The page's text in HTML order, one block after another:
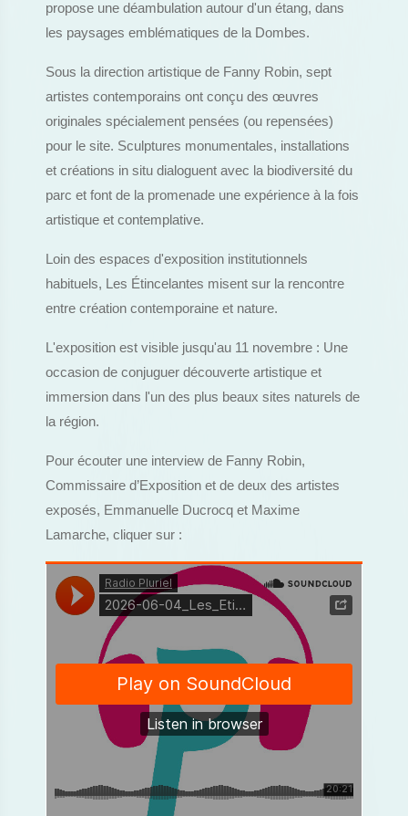
propose une déambulation autour d'un étang, dans
les paysages emblématiques de la Dombes.
Sous la direction artistique de Fanny Robin, sept
artistes contemporains ont conçu des œuvres
originales spécialement pensées (ou repensées)
pour le site. Sculptures monumentales, installations
et créations in situ dialoguent avec la biodiversité du
parc et font de la promenade une expérience à la fois
artistique et contemplative.
Loin des espaces d'exposition institutionnels
habituels, Les Étincelantes misent sur la rencontre
entre création contemporaine et nature.
L'exposition est visible jusqu'au 11 novembre : Une
occasion de conjuguer découverte artistique et
immersion dans l'un des plus beaux sites naturels de
la région.
Pour écouter une interview de Fanny Robin,
Commissaire d’Exposition et de deux des artistes
exposés, Emmanuelle Ducrocq et Maxime
Lamarche, cliquer sur :